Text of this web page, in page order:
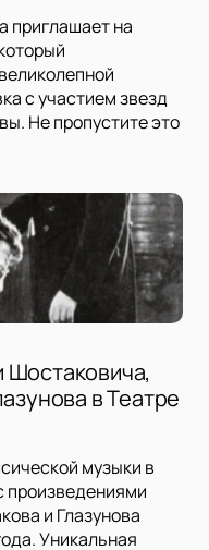
приглашает на
с участием звезд
Не пропустите это
в Театре
музыки в
произведениями
и Глазунова
Уникальная